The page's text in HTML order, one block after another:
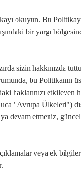
okuyun. Bu
bir yargı
sizin hakkınızda
bu Politikanın
haklarınızı etkileyen
"Avrupa Ülkeleri")
devam etmeniz,
veya ek